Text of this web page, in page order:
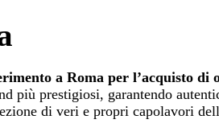
a Roma per l’acquisto di
più prestigiosi, garantendo
di veri e propri capolavori